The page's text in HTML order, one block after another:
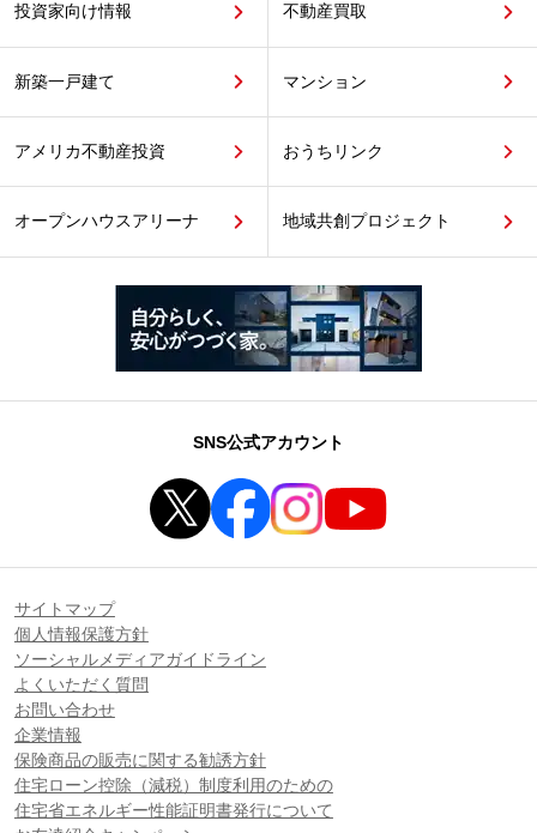
投資家向け情報 不動産買取
新築一戸建て マンション
アメリカ不動産投資 おうちリンク
オープンハウスアリーナ 地域共創プロジェクト
SNS公式アカウント
サイトマップ
個人情報保護方針
ソーシャルメディアガイドライン
よくいただく質問
お問い合わせ
企業情報
保険商品の販売に関する勧誘方針
住宅ローン控除（減税）制度利用のための
住宅省エネルギー性能証明書発行について